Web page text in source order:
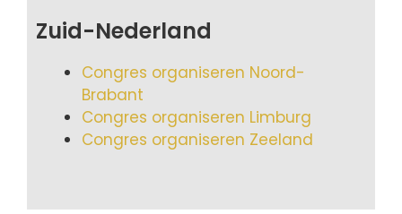
Zuid-Nederland
Congres organiseren Noord-
Brabant
Congres organiseren Limburg
Congres organiseren Zeeland